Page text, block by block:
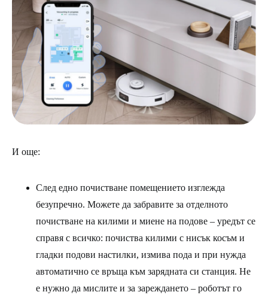
И още:
След едно почистване помещението изглежда
безупречно. Можете да забравите за отделното
почистване на килими и миене на подове – уредът се
справя с всичко: почиства килими с нисък косъм и
гладки подови настилки, измива пода и при нужда
автоматично се връща към зарядната си станция. Не
е нужно да мислите и за зареждането – роботът го